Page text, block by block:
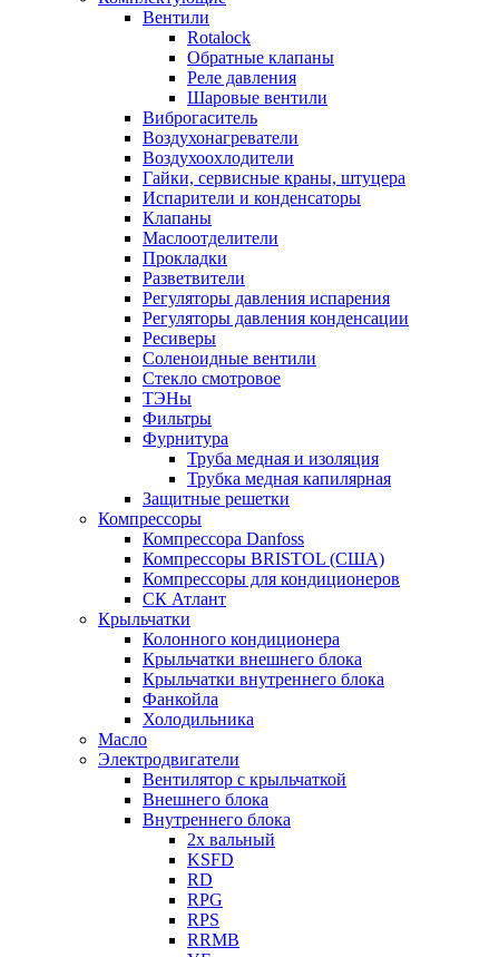
Вентили
Rotalock
Обратные клапаны
Реле давления
Шаровые вентили
Виброгаситель
Воздухонагреватели
Воздухоохлодители
Гайки, сервисные краны, штуцера
Испарители и конденсаторы
Клапаны
Маслоотделители
Прокладки
Разветвители
Регуляторы давления испарения
Регуляторы давления конденсации
Ресиверы
Соленоидные вентили
Стекло смотровое
ТЭНы
Фильтры
Фурнитура
Труба медная и изоляция
Трубка медная капилярная
Защитные решетки
Компрессоры
Компрессора Danfoss
Компрессоры BRISTOL (США)
Компрессоры для кондиционеров
СК Атлант
Крыльчатки
Колонного кондиционера
Крыльчатки внешнего блока
Крыльчатки внутреннего блока
Фанкойла
Холодильника
Масло
Электродвигатели
Вентилятор с крыльчаткой
Внешнего блока
Внутреннего блока
2х вальный
KSFD
RD
RPG
RPS
RRMB